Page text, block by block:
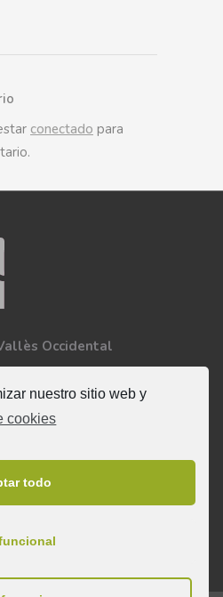
nuestro sitio web y
cookies
todo
conectado para
Occidental